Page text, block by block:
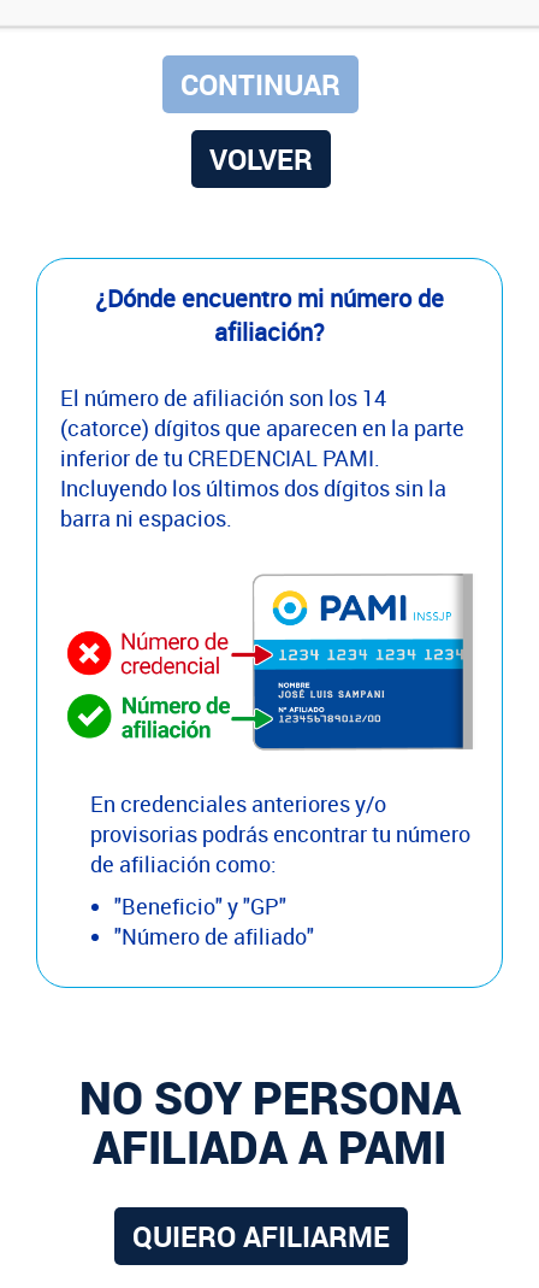
VOLVER
¿Dónde encuentro mi número de
afiliación?
El número de afiliación son los 14
(catorce) dígitos que aparecen en la parte
inferior de tu CREDENCIAL PAMI.
Incluyendo los últimos dos dígitos sin la
barra ni espacios.
En credenciales anteriores y/o
provisorias podrás encontrar tu número
de afiliación como:
"Beneficio" y "GP"
"Número de afiliado"
NO SOY PERSONA
AFILIADA A PAMI
QUIERO AFILIARME